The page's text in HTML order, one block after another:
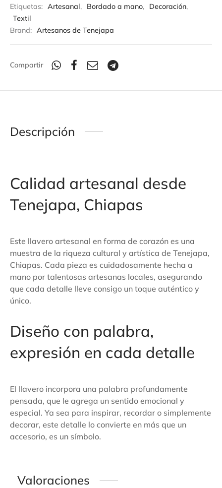
Etiquetas: Artesanal, Bordado a mano, Decoración,
Textil
Brand: Artesanos de Tenejapa
Compartir
Descripción
Calidad artesanal desde
Tenejapa, Chiapas
Este llavero artesanal en forma de corazón es una
muestra de la riqueza cultural y artística de Tenejapa,
Chiapas. Cada pieza es cuidadosamente hecha a
mano por talentosas artesanas locales, asegurando
que cada detalle lleve consigo un toque auténtico y
único.
Diseño con palabra,
expresión en cada detalle
El llavero incorpora una palabra profundamente
pensada, que le agrega un sentido emocional y
especial. Ya sea para inspirar, recordar o simplemente
decorar, este detalle lo convierte en más que un
accesorio, es un símbolo.
Valoraciones